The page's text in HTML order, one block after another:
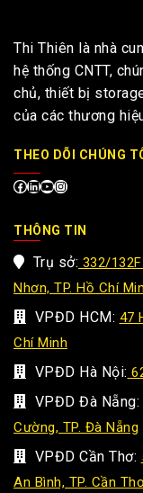
Thi Thiên là nhà
hệ thống CNTT,
chủ, thiết bị
của các thương
THEO DÕI CHÚNG
THÔNG TIN
Trụ sở: 332/
Nhơn, TP. Hồ Chí
VPĐD HCM: 47
Chí Minh
VPĐD Hà Nội:
VPĐD Đà Nẵng:
Cường, TP. Đà Nẵng
VPĐD Cần Thơ:
An Bình, TP. Cần